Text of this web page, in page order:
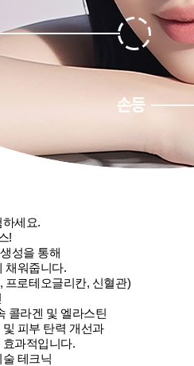
하세요.
!
성을 통해
채워줍니다.
프로테오글리칸, 신혈관)
콜라겐 및 엘라스틴
피부 탄력 개선과
과적입니다.
테크닉